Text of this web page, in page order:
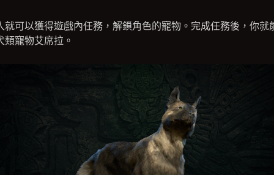
就可以獲得遊戲內任務，解鎖角色的寵物。完成任務後，你就
類寵物艾席拉。